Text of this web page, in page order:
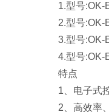
1.型号:OK-
2.型号:OK-
3.型号:OK-
4.型号:OK-
特点
1、电子式控
2、高效率、